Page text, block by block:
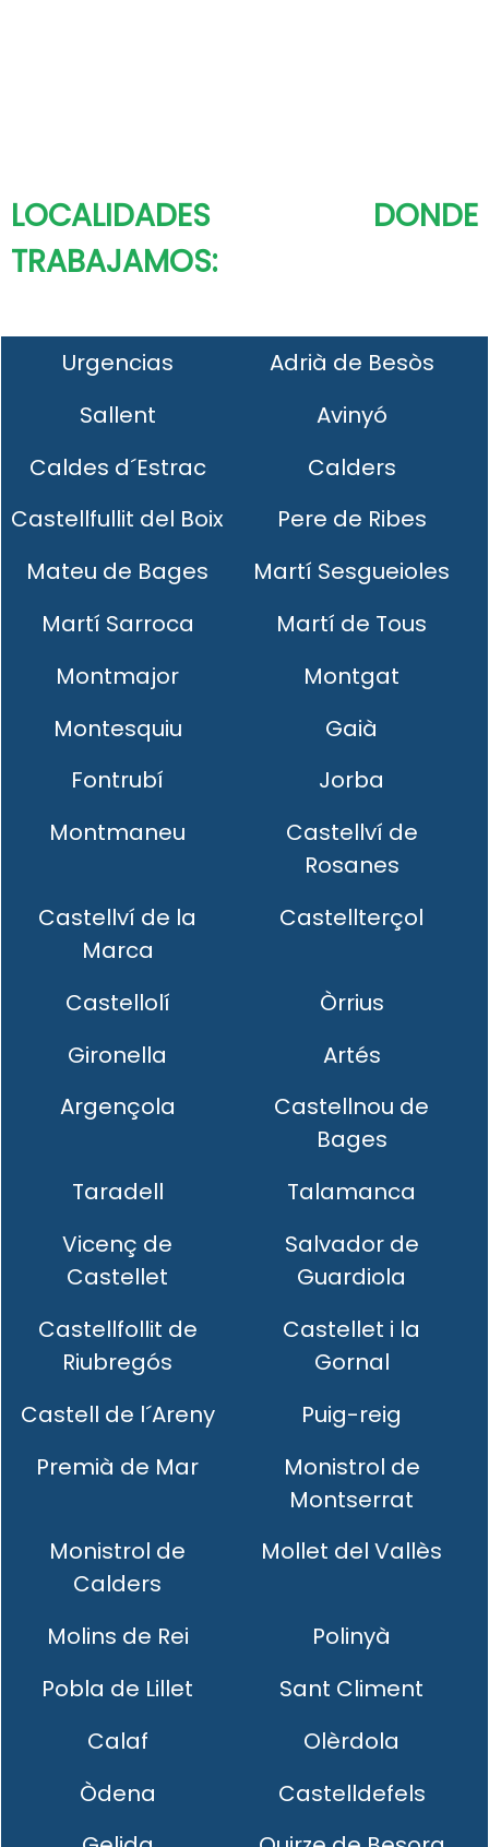
LOCALIDADES DONDE
TRABAJAMOS:
Urgencias
Adrià de Besòs
Sallent
Avinyó
Caldes d´Estrac
Calders
Castellfullit del Boix
Pere de Ribes
Mateu de Bages
Martí Sesgueioles
Martí Sarroca
Martí de Tous
Montmajor
Montgat
Montesquiu
Gaià
Fontrubí
Jorba
Montmaneu
Castellví de
Rosanes
Castellví de la
Marca
Castellterçol
Castellolí
Òrrius
Gironella
Artés
Argençola
Castellnou de
Bages
Taradell
Talamanca
Vicenç de
Castellet
Salvador de
Guardiola
Castellfollit de
Riubregós
Castellet i la
Gornal
Castell de l´Areny
Puig-reig
Premià de Mar
Monistrol de
Montserrat
Monistrol de
Calders
Mollet del Vallès
Molins de Rei
Polinyà
Pobla de Lillet
Sant Climent
Calaf
Olèrdola
Òdena
Castelldefels